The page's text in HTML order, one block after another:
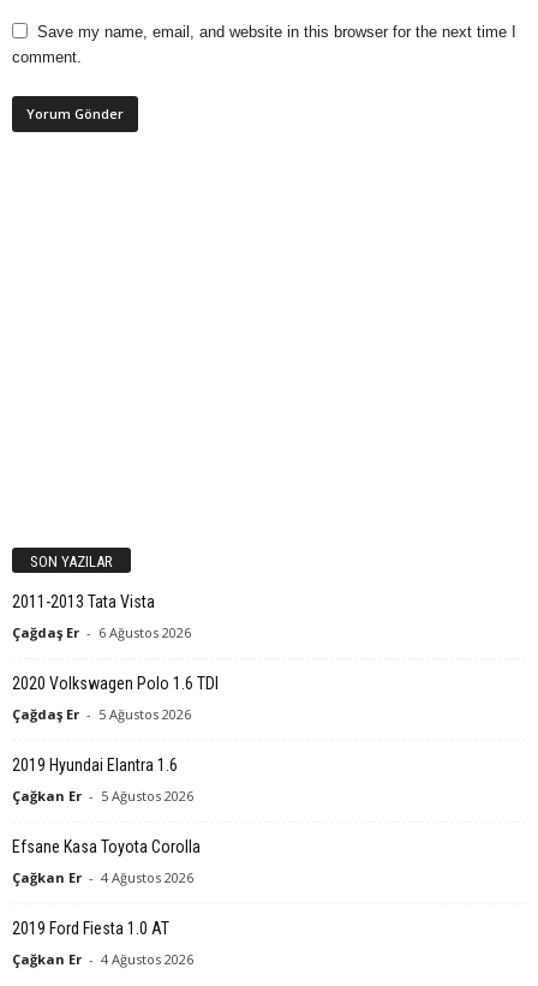
Save my name, email, and website in this browser for the next time I
comment.
SON YAZILAR
2011-2013 Tata Vista
Çağdaş Er - 6 Ağustos 2026
2020 Volkswagen Polo 1.6 TDI
Çağdaş Er - 5 Ağustos 2026
2019 Hyundai Elantra 1.6
Çağkan Er - 5 Ağustos 2026
Efsane Kasa Toyota Corolla
Çağkan Er - 4 Ağustos 2026
2019 Ford Fiesta 1.0 AT
Çağkan Er - 4 Ağustos 2026